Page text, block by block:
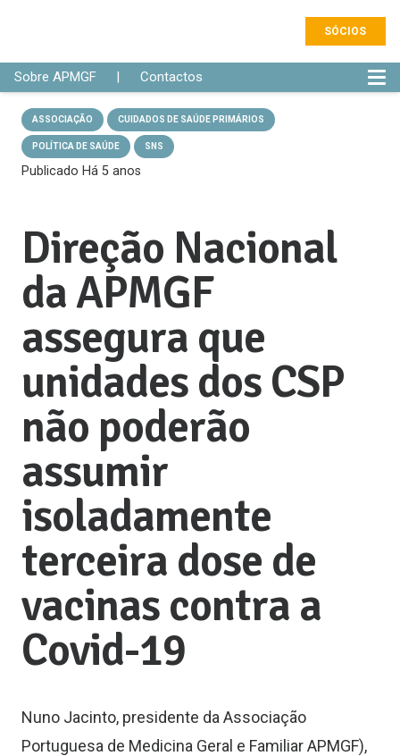
SÓCIOS
Sobre APMGF | Contactos
ASSOCIAÇÃO CUIDADOS DE SAÚDE PRIMÁRIOS
POLÍTICA DE SAÚDE SNS
Publicado Há 5 anos
Direção Nacional
da APMGF
assegura que
unidades dos CSP
não poderão
assumir
isoladamente
terceira dose de
vacinas contra a
Covid-19
Nuno Jacinto, presidente da Associação
Portuguesa de Medicina Geral e Familiar APMGF),